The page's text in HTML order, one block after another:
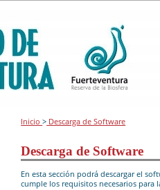
Inicio> Descarga de Software
Descarga de Software
En esta sección podrá descargar el
cumple los requisitos necesarios para